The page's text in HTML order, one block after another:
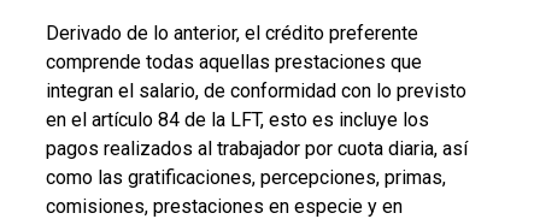
Derivado de lo anterior, el crédito preferente
comprende todas aquellas prestaciones que
integran el salario, de conformidad con lo previsto
en el artículo 84 de la LFT, esto es incluye los
pagos realizados al trabajador por cuota diaria, así
como las gratificaciones, percepciones, primas,
comisiones, prestaciones en especie y en